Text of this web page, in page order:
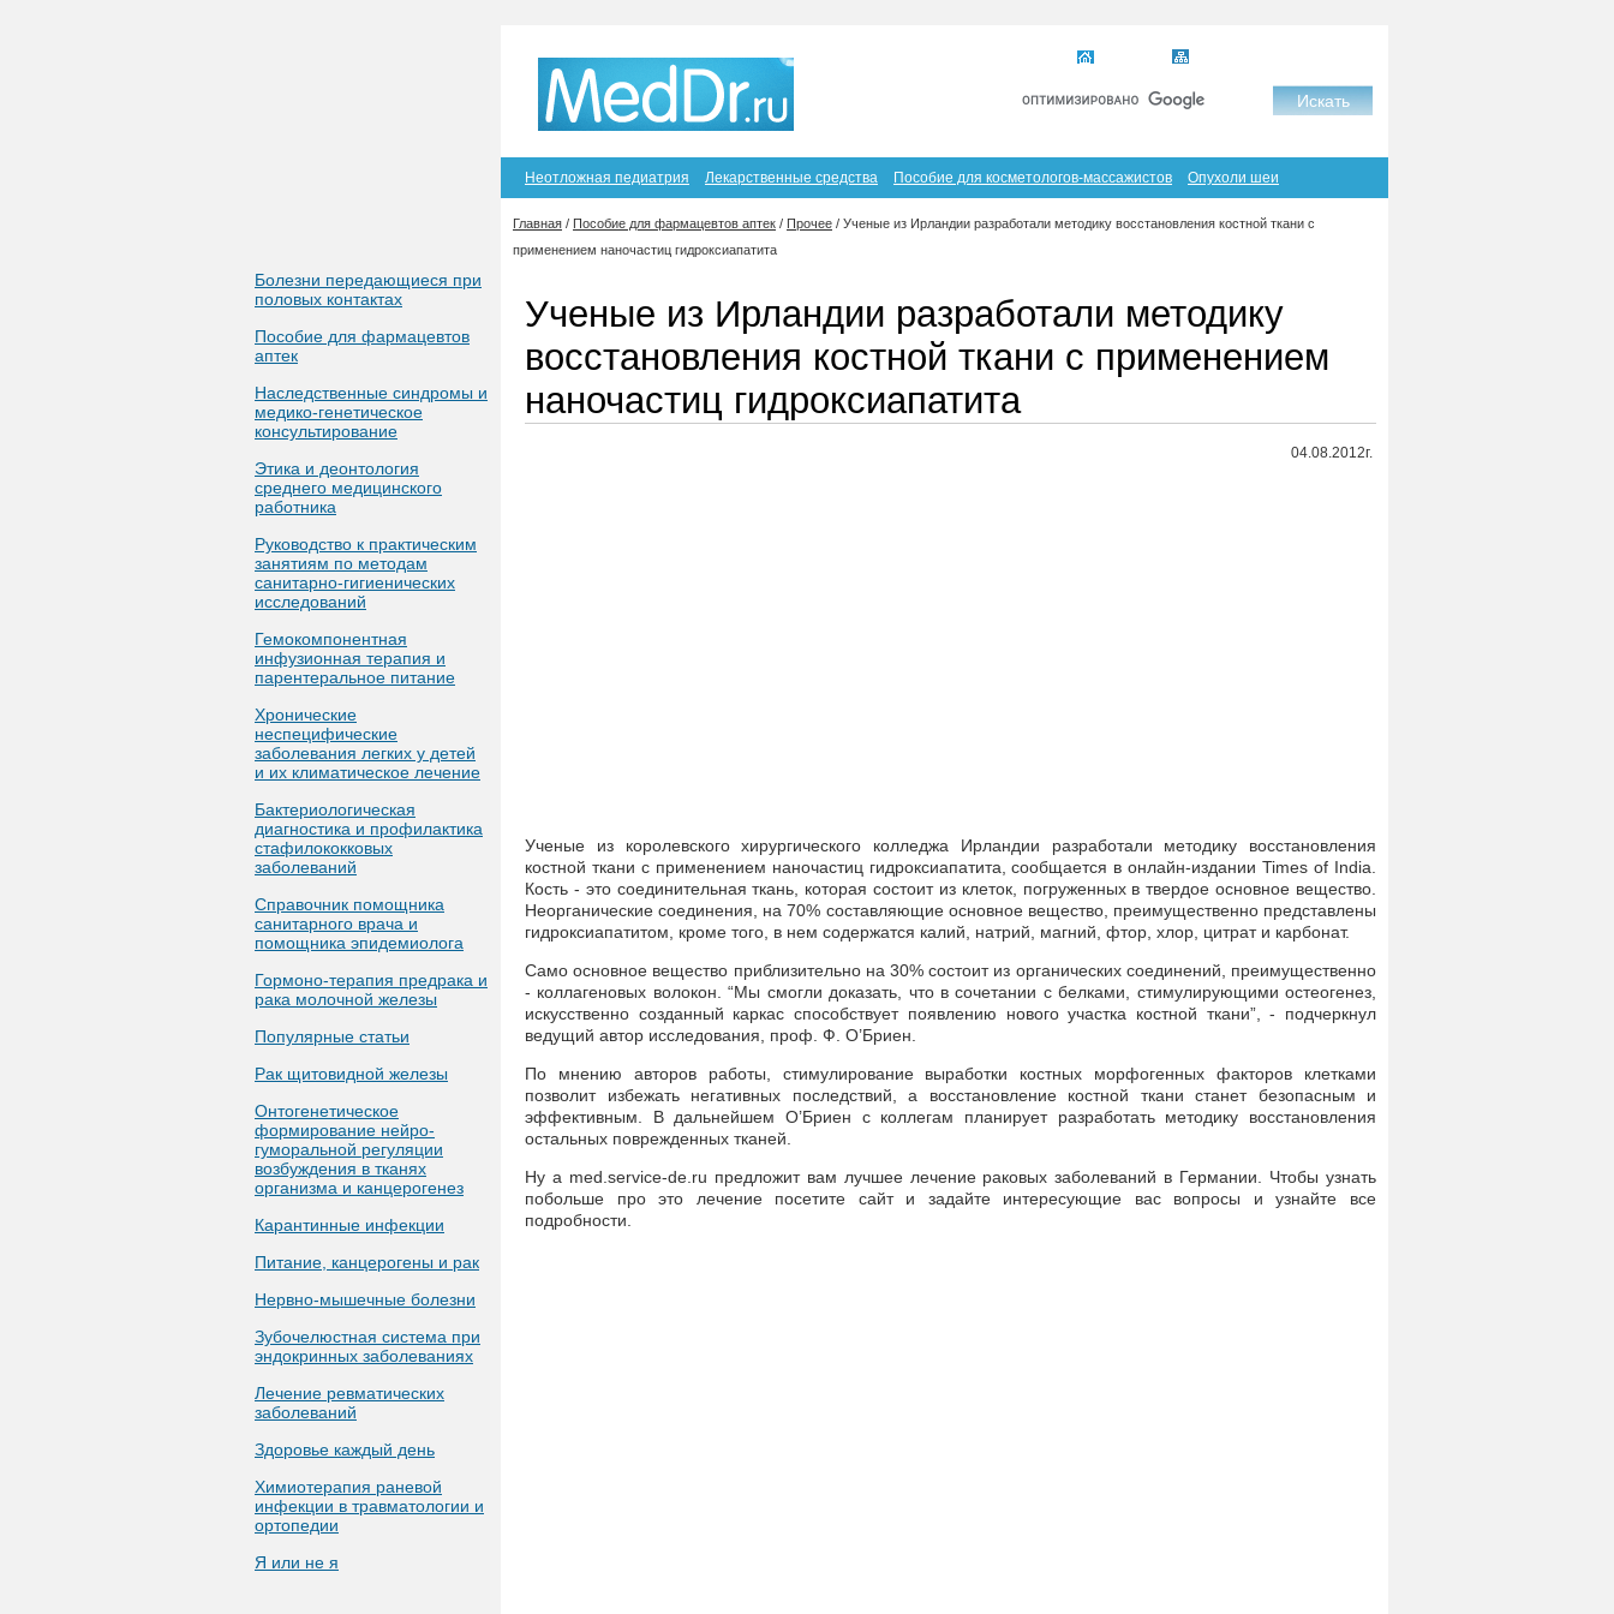
Болезни передающиеся при
половых контактах
Пособие для фармацевтов
аптек
Наследственные синдромы и
медико-генетическое
консультирование
Этика и деонтология
среднего медицинского
работника
Руководство к практическим
занятиям по методам
санитарно-гигиенических
исследований
Гемокомпонентная
инфузионная терапия и
парентеральное питание
Хронические
неспецифические
заболевания легких у детей
и их климатическое лечение
Бактериологическая
диагностика и профилактика
стафилококковых
заболеваний
Справочник помощника
санитарного врача и
помощника эпидемиолога
Гормоно-терапия предрака и
рака молочной железы
Популярные статьи
Рак щитовидной железы
Онтогенетическое
формирование нейро-
гуморальной регуляции
возбуждения в тканях
организма и канцерогенез
Карантинные инфекции
Питание, канцерогены и рак
Нервно-мышечные болезни
Зубочелюстная система при
эндокринных заболеваниях
Лечение ревматических
заболеваний
Здоровье каждый день
Химиотерапия раневой
инфекции в травматологии и
ортопедии
Я или не я
Неотложная педиатрия Лекарственные средства Пособие для косметологов-массажистов Опухоли шеи
Главная / Пособие для фармацевтов аптек / Прочее / Ученые из Ирландии разработали методику восстановления костной ткани с
применением наночастиц гидроксиапатита
Ученые из Ирландии разработали методику
восстановления костной ткани с применением
наночастиц гидроксиапатита
04.08.2012г.
Ученые из королевского хирургического колледжа Ирландии разработали методику восстановления
костной ткани с применением наночастиц гидроксиапатита, сообщается в онлайн-издании Times of India.
Кость - это соединительная ткань, которая состоит из клеток, погруженных в твердое основное вещество.
Неорганические соединения, на 70% составляющие основное вещество, преимущественно представлены
гидроксиапатитом, кроме того, в нем содержатся калий, натрий, магний, фтор, хлор, цитрат и карбонат.
Само основное вещество приблизительно на 30% состоит из органических соединений, преимущественно
- коллагеновых волокон. “Мы смогли доказать, что в сочетании с белками, стимулирующими остеогенез,
искусственно созданный каркас способствует появлению нового участка костной ткани”, - подчеркнул
ведущий автор исследования, проф. Ф. О’Бриен.
По мнению авторов работы, стимулирование выработки костных морфогенных факторов клетками
позволит избежать негативных последствий, а восстановление костной ткани станет безопасным и
эффективным. В дальнейшем О’Бриен с коллегам планирует разработать методику восстановления
остальных поврежденных тканей.
Ну а med.service-de.ru предложит вам лучшее лечение раковых заболеваний в Германии. Чтобы узнать
побольше про это лечение посетите сайт и задайте интересующие вас вопросы и узнайте все
подробности.